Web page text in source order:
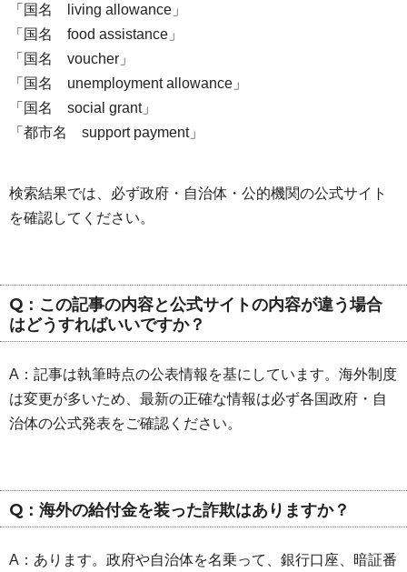
「国名 living allowance」
「国名 food assistance」
「国名 voucher」
「国名 unemployment allowance」
「国名 social grant」
「都市名 support payment」
検索結果では、必ず政府・自治体・公的機関の公式サイト
を確認してください。
Q：この記事の内容と公式サイトの内容が違う場合
はどうすればいいですか？
A：記事は執筆時点の公表情報を基にしています。海外制度
は変更が多いため、最新の正確な情報は必ず各国政府・自
治体の公式発表をご確認ください。
Q：海外の給付金を装った詐欺はありますか？
A：あります。政府や自治体を名乗って、銀行口座、暗証番